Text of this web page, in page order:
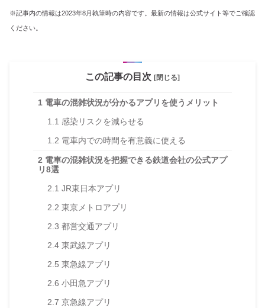
※記事内の情報は2023年8月執筆時の内容です。最新の情報は公式サイト等でご確認
ください。
この記事の目次 [閉じる]
1 電車の混雑状況が分かるアプリを使うメリット
1.1 感染リスクを減らせる
1.2 電車内での時間を有意義に使える
2 電車の混雑状況を把握できる鉄道会社の公式アプ
リ8選
2.1 JR東日本アプリ
2.2 東京メトロアプリ
2.3 都営交通アプリ
2.4 東武線アプリ
2.5 東急線アプリ
2.6 小田急アプリ
2.7 京急線アプリ